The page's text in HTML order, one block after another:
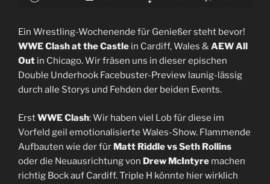
Ein Wrestling-Wochenende für Genießer steht bevor!
WWE Clash at the Castle in Cardiff, Wales &AEW All
Out in Chicago. Wir fräsen uns in dieser epischen
Double Underhook Facebuster-Preview launig-lässig
durch alle Storys und Fehden der beiden Events.
ErstWWE Clash: Wir haben viel Lob für diese im
Vorfeld geil emotionalisierte Wales-Show. Flammende
Aufbauten wie der für Matt Riddle vs Seth Rollins
oder die Neuausrichtung von Drew McIntyre machen
richtig Bock auf Cardiff. Triple H könnte hier wirklich